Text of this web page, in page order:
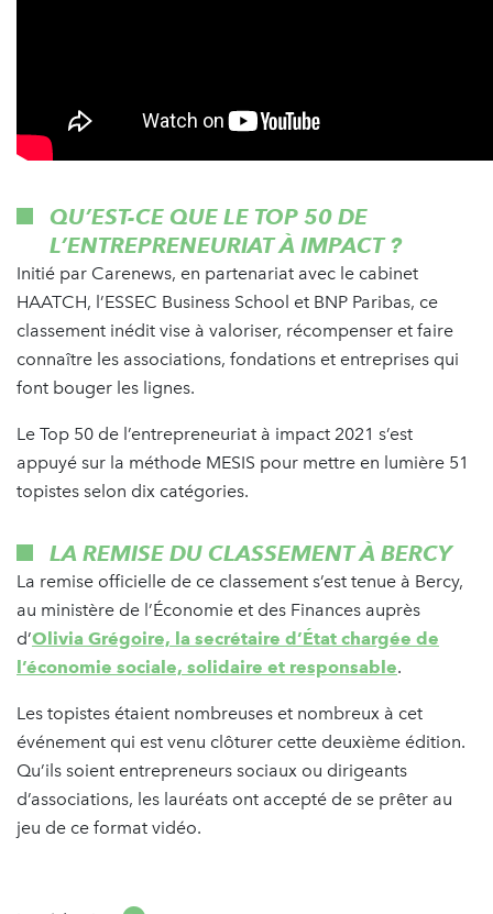
QU’EST-CE QUE LE TOP 50 DE
L’ENTREPRENEURIAT À IMPACT ?
Initié par Carenews, en partenariat avec le cabinet
HAATCH, l’ESSEC Business School et BNP Paribas, ce
classement inédit vise à valoriser, récompenser et faire
connaître les associations, fondations et entreprises qui
font bouger les lignes.
Le Top 50 de l’entrepreneuriat à impact 2021 s’est
appuyé sur la méthode MESIS pour mettre en lumière 51
topistes selon dix catégories.
LA REMISE DU CLASSEMENT À BERCY
La remise officielle de ce classement s’est tenue à Bercy,
au ministère de l’Économie et des Finances auprès
d’Olivia Grégoire, la secrétaire d’État chargée de
l’économie sociale, solidaire et responsable.
Les topistes étaient nombreuses et nombreux à cet
événement qui est venu clôturer cette deuxième édition.
Qu’ils soient entrepreneurs sociaux ou dirigeants
d’associations, les lauréats ont accepté de se prêter au
jeu de ce format vidéo.